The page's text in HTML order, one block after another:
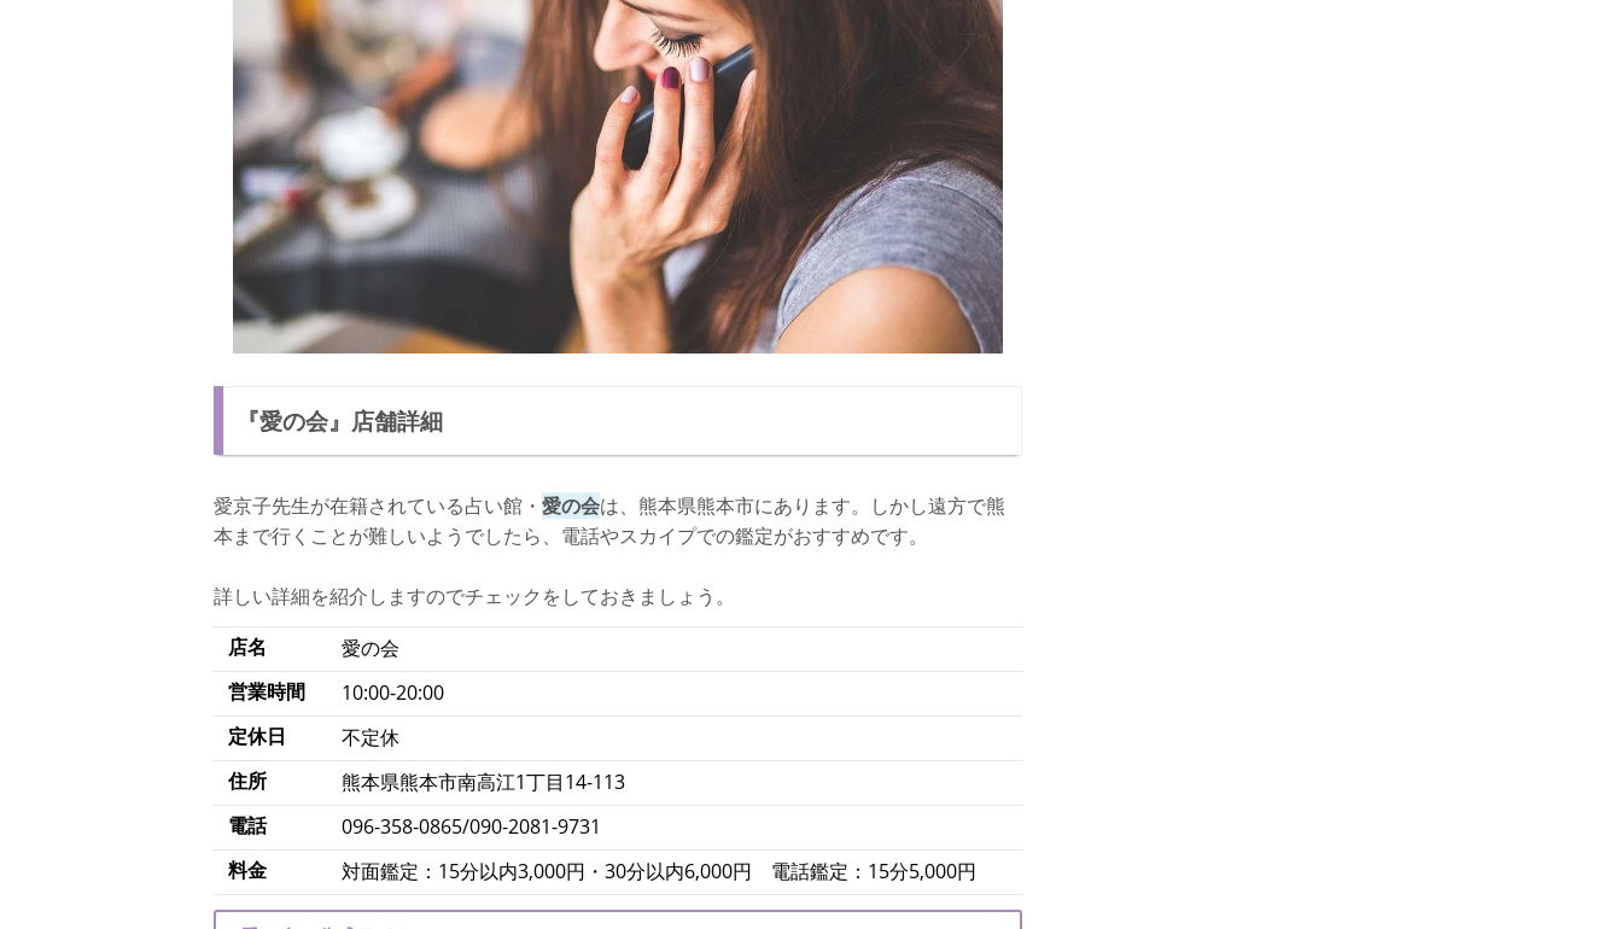
『愛の会』店舗詳細
愛京子先生が在籍されている占い館・ 愛の会は、熊本県熊本市にあります。しかし遠方で熊
本まで行くことが難しいようでしたら、電話やスカイプでの鑑定がおすすめです。
詳しい詳細を紹介しますのでチェックをしておきましょう。
店名
愛の会
営業時間
10:00-20:00
定休日
不定休
住所
熊本県熊本市南高江1丁目14-113
電話
096-358-0865/090-2081-9731
料金
対面鑑定：15分以内3,000円・30分以内6,000円 電話鑑定：15分5,000円